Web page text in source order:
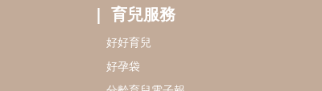
育兒服務
好好育兒
好孕袋